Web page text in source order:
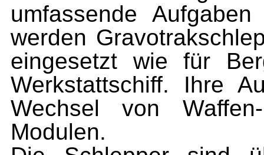
umfassende
werden
eingesetzt wie für
Werkstattschiff. Ihre
Wechsel von
Modulen.